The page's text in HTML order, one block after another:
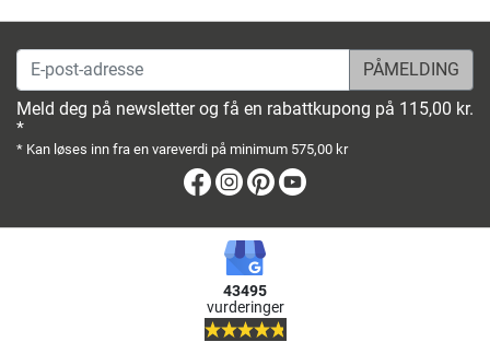
E-post-adresse
Meld deg på newsletter og få en rabattkupong på 115,00 kr.
*
* Kan løses inn fra en vareverdi på minimum 575,00 kr
Facebook
Instagram
Pinterest
43495
vurderinger